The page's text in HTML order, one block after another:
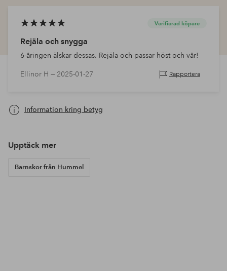
Verifierad köpare
Rejäla och snygga
6-åringen älskar dessas. Rejäla och passar höst och vår!
Ellinor H — 2025-01-27 Rapportera
Information kring betyg
Upptäck mer
Barnskor från Hummel